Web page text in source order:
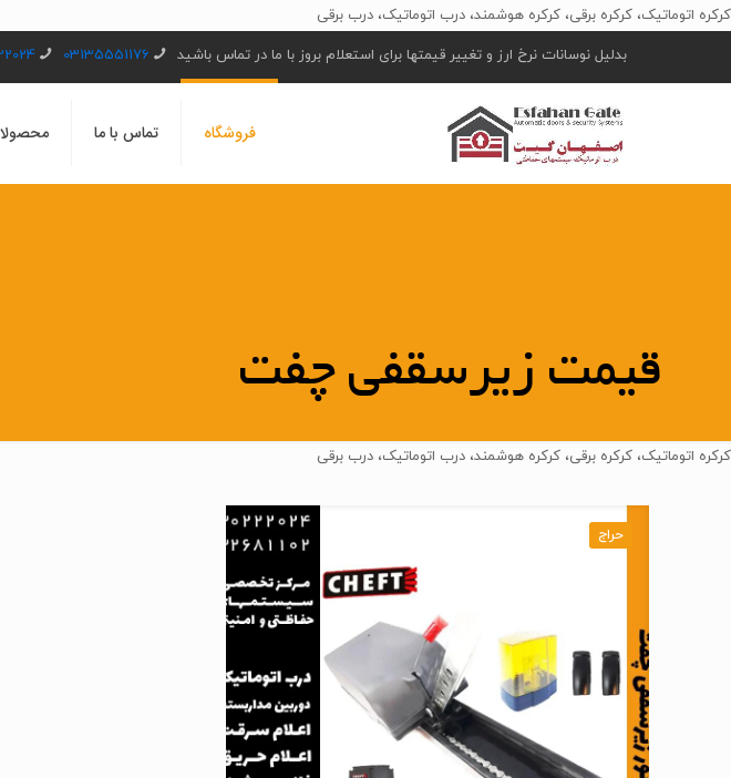
کرکره اتوماتیک، کرکره برقی، کرکره هوشمند، درب اتوماتیک، درب برقی
بدلیل نوسانات نرخ ارز و تغییر قیمتها برای استعلام بروز با ما در تماس باشید
03135551176
فروشگاه تماس با ما
قیمت زیرسقفی چفت
کرکره اتوماتیک، کرکره برقی، کرکره هوشمند، درب اتوماتیک، درب برقی
حراج